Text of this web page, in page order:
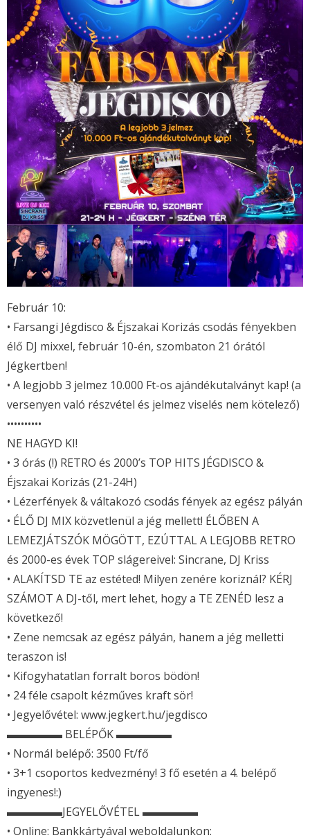
Február 10:
• Farsangi Jégdisco & Éjszakai Korizás csodás fényekben
élő DJ mixxel, február 10-én, szombaton 21 órától
Jégkertben!
• A legjobb 3 jelmez 10.000 Ft-os ajándékutalványt kap! (a
versenyen való részvétel és jelmez viselés nem kötelező)
••••••••••
NE HAGYD KI!
• 3 órás (!) RETRO és 2000’s TOP HITS JÉGDISCO &
Éjszakai Korizás (21-24H)
• Lézerfények & váltakozó csodás fények az egész pályán
• ÉLŐ DJ MIX közvetlenül a jég mellett! ÉLŐBEN A
LEMEZJÁTSZÓK MÖGÖTT, EZÚTTAL A LEGJOBB RETRO
és 2000-es évek TOP slágereivel: Sincrane, DJ Kriss
• ALAKÍTSD TE az estéted! Milyen zenére koriznál? KÉRJ
SZÁMOT A DJ-től, mert lehet, hogy a TE ZENÉD lesz a
következő!
• Zene nemcsak az egész pályán, hanem a jég melletti
teraszon is!
• Kifogyhatatlan forralt boros bödön!
• 24 féle csapolt kézműves kraft sör!
• Jegyelővétel: www.jegkert.hu/jegdisco
▬▬▬▬▬ BELÉPŐK ▬▬▬▬▬
• Normál belépő: 3500 Ft/fő
• 3+1 csoportos kedvezmény! 3 fő esetén a 4. belépő
ingyenes!:)
▬▬▬▬▬JEGYELŐVÉTEL ▬▬▬▬▬
• Online: Bankkártyával weboldalunkon: